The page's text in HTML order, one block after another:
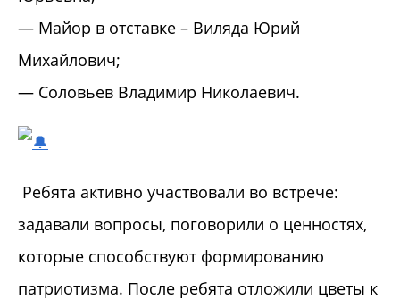
— Майор в отставке – Виляда Юрий
Михайлович;
— Соловьев Владимир Николаевич.
Ребята активно участвовали во встрече:
задавали вопросы, поговорили о ценностях,
которые способствуют формированию
патриотизма. После ребята отложили цветы к